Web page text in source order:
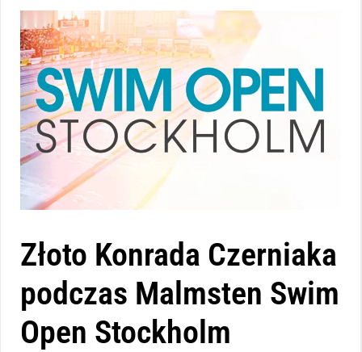
Złoto Konrada Czerniaka
podczas Malmsten Swim
Open Stockholm